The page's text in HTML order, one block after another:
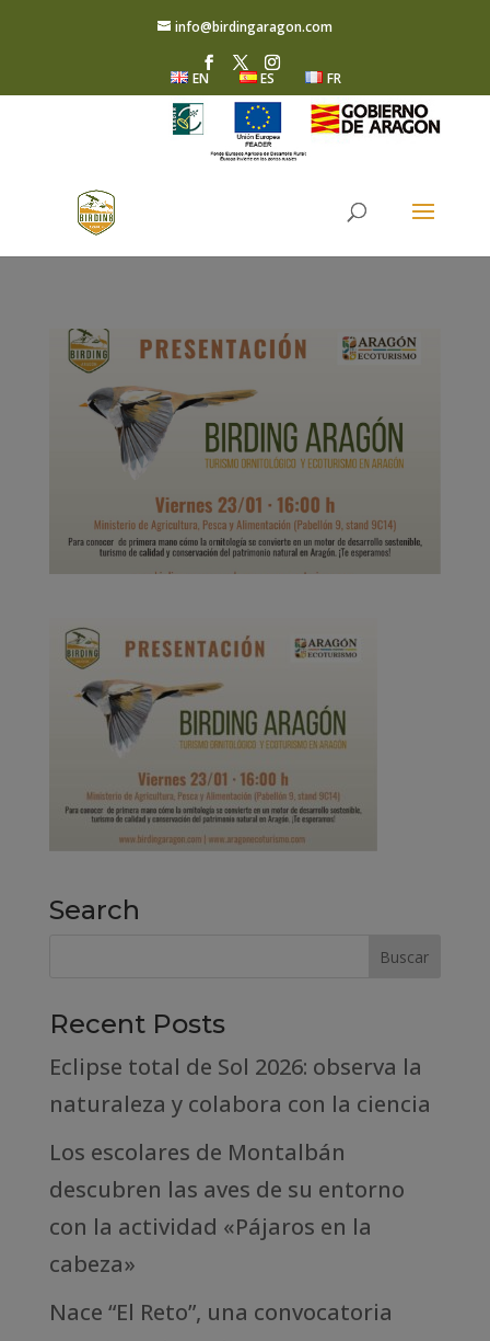
info@birdingaragon.com
EN ES FR
Search
Recent Posts
Eclipse total de Sol 2026: observa la
naturaleza y colabora con la ciencia
Los escolares de Montalbán
descubren las aves de su entorno
con la actividad «Pájaros en la
cabeza»
Nace “El Reto”, una convocatoria